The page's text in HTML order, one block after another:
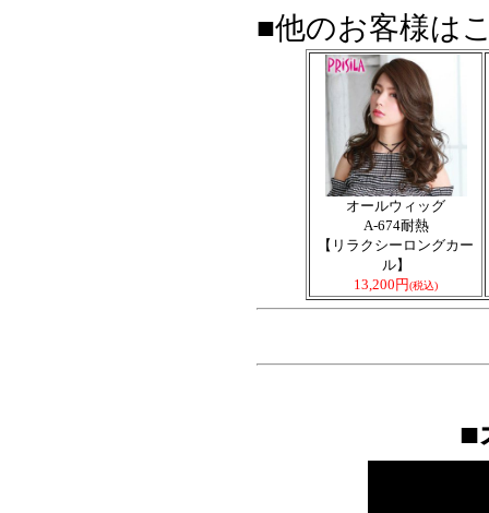
■他のお客様は
オールウィッグ
A-674耐熱
【リラクシーロングカー
ル】
13,200円(税込)
■